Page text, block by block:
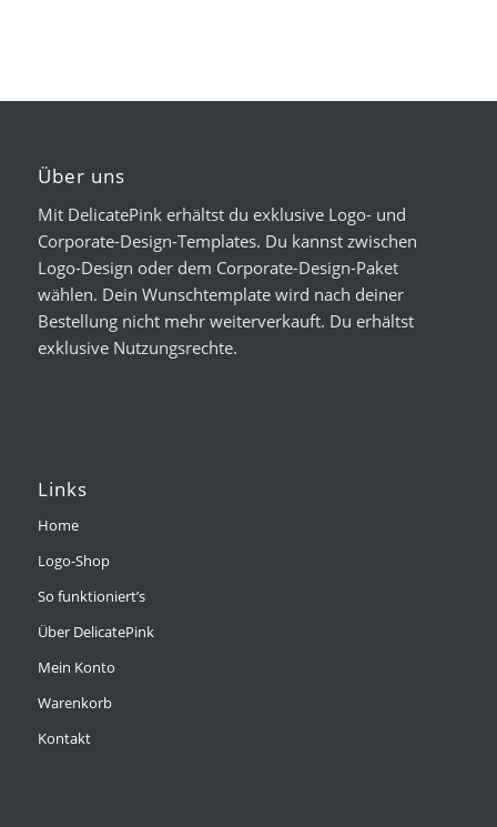
Über uns
Mit DelicatePink erhältst du exklusive Logo- und
Corporate-Design-Templates. Du kannst zwischen
Logo-Design oder dem Corporate-Design-Paket
wählen. Dein Wunschtemplate wird nach deiner
Bestellung nicht mehr weiterverkauft. Du erhältst
exklusive Nutzungsrechte.
Links
Home
Logo-Shop
So funktioniert’s
Über DelicatePink
Mein Konto
Warenkorb
Kontakt